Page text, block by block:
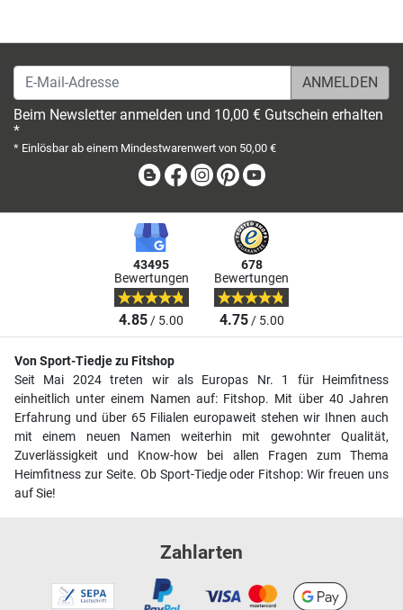
E-Mail-Adresse
Beim Newsletter anmelden und 10,00 € Gutschein erhalten
*
* Einlösbar ab einem Mindestwarenwert von 50,00 €
BlogFacebook
Instagram
Pinterest
43495
Bewertungen
4.85/ 5.00
678
Bewertungen
4.75/ 5.00
Von Sport-Tiedje zu Fitshop
Seit Mai 2024 treten wir als Europas Nr. 1 für Heimfitness
einheitlich unter einem Namen auf: Fitshop. Mit über 40 Jahren
Erfahrung und über 65 Filialen europaweit stehen wir Ihnen auch
mit einem neuen Namen weiterhin mit gewohnter Qualität,
Zuverlässigkeit und Know-how bei allen Fragen zum Thema
Heimfitness zur Seite. Ob Sport-Tiedje oder Fitshop: Wir freuen uns
auf Sie!
Zahlarten